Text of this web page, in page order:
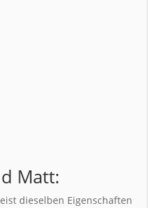
Matt:
dieselben Eigenschaften